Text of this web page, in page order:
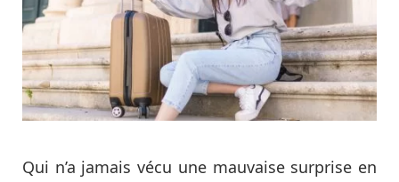
Qui n’a jamais vécu une mauvaise surprise en